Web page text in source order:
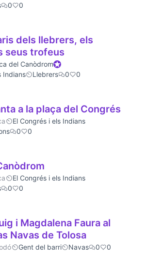
0 0
dels llebrers, els
seus trofeus
del CanòdromParticipant oficial
Indians
Llebrers 0 0
a la plaça del Congrés
El Congrés i els Indians
0 0
El Congrés i els Indians
0 0
i Magdalena Faura al
Navas de Tolosa
Gent del barri Navas 0 0